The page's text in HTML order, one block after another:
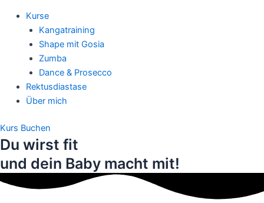
Kurse
Kangatraining
Shape mit Gosia
Zumba
Dance & Prosecco
Rektusdiastase
Über mich
Kurs Buchen
Du wirst fit
und dein Baby macht mit!​